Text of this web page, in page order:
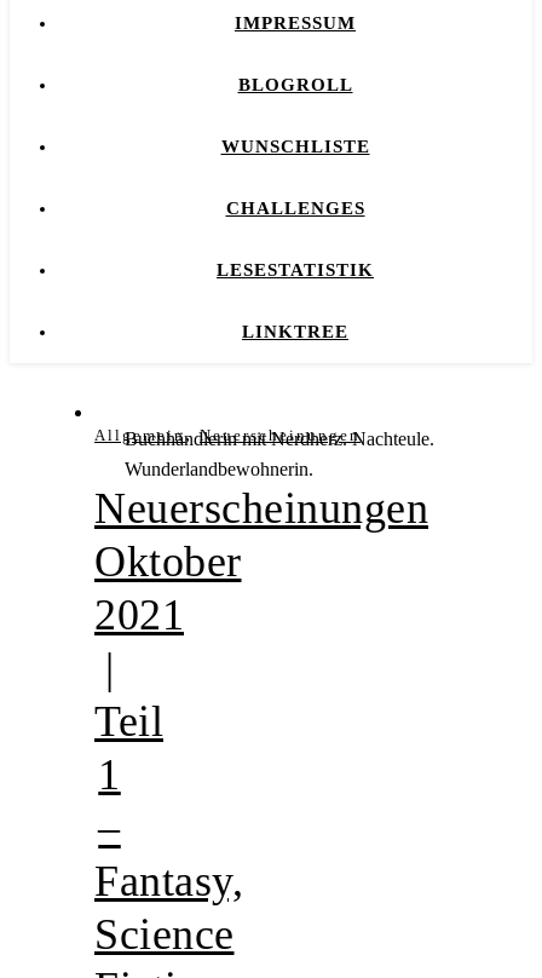
IMPRESSUM
BLOGROLL
WUNSCHLISTE
CHALLENGES
LESESTATISTIK
LINKTREE
Allgemein,Neuerscheinungen
Neuerscheinungen
Oktober
2021
|
Teil
1
–
Fantasy,
Science
Buchhändlerin mit Nerdherz. Nachteule.
Wunderlandbewohnerin.